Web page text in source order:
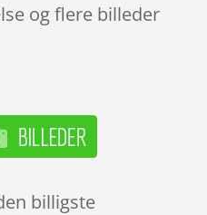
og flere billeder
billigste